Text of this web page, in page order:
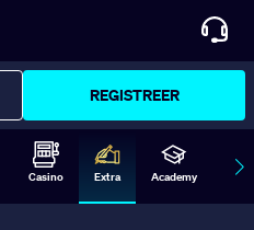
REGISTREER
Casino Extra Academy